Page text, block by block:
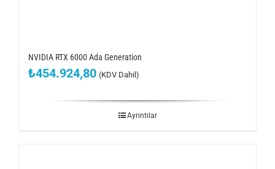
NVIDIA RTX 6000 Ada Generation
₺454.924,80 (KDV Dahil)
Ayrıntılar